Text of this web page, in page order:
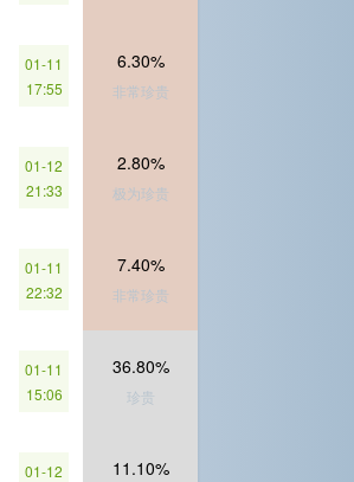
01-11
17:55
6.30%
非常珍贵
01-12
21:33
2.80%
极为珍贵
01-11
22:32
7.40%
非常珍贵
01-11
15:06
36.80%
珍贵
01-12
11.10%